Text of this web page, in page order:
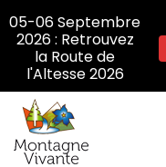
Aller
au
05-06 Septembre
2026 : Retrouvez
la Route de
l'Altesse 2026